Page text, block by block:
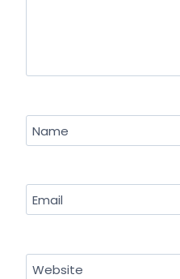
Name
Email
Website